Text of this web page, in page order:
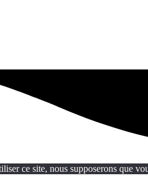
ce site, nous supposerons que